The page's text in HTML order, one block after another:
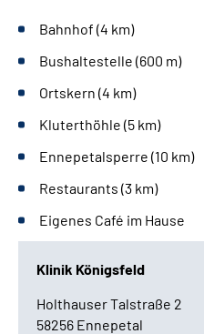
Bahnhof (4 km)
Bushaltestelle (600 m)
Ortskern (4 km)
Kluterthöhle (5 km)
Ennepetalsperre (10 km)
Restaurants (3 km)
Eigenes Café im Hause
Klinik Königsfeld
Holthauser Talstraße 2
58256 Ennepetal